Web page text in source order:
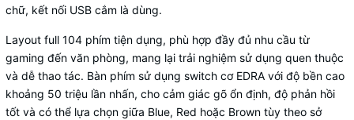
chữ, kết nối USB cắm là dùng.
Layout full 104 phím tiện dụng, phù hợp đầy đủ nhu cầu từ
gaming đến văn phòng, mang lại trải nghiệm sử dụng quen thuộc
và dễ thao tác. Bàn phím sử dụng switch cơ EDRA với độ bền cao
khoảng 50 triệu lần nhấn, cho cảm giác gõ ổn định, độ phản hồi
tốt và có thể lựa chọn giữa Blue, Red hoặc Brown tùy theo sở